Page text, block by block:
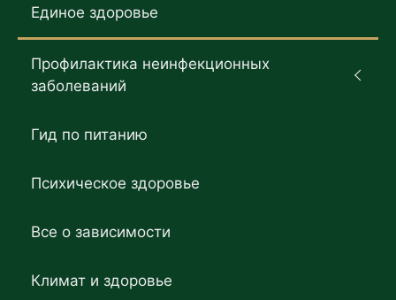
Единое здоровье
Профилактика неинфекционных
заболеваний
Гид по питанию
Психическое здоровье
Все о зависимости
Климат и здоровье